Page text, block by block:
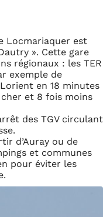
Locmariaquer est
». Cette gare
régionaux : les TER
exemple de
en 18 minutes
et 8 fois moins
des TGV circulant
d’Auray ou de
et communes
pour éviter les